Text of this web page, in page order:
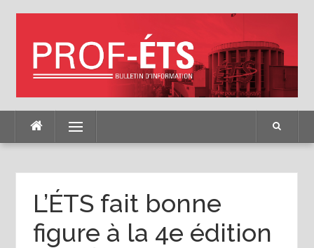
Menu
L’ÉTS fait bonne
figure à la 4e édition